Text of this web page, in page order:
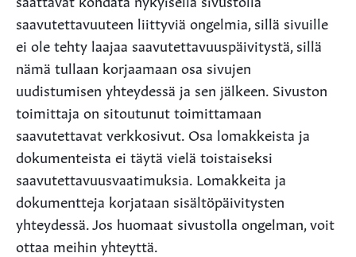
saavutettavuuteen liittyviä ongelmia, sillä sivuille
ei ole tehty laajaa saavutettavuuspäivitystä, sillä
nämä tullaan korjaamaan osa sivujen
uudistumisen yhteydessä ja sen jälkeen. Sivuston
toimittaja on sitoutunut toimittamaan
saavutettavat verkkosivut. Osa lomakkeista ja
dokumenteista ei täytä vielä toistaiseksi
saavutettavuusvaatimuksia. Lomakkeita ja
dokumentteja korjataan sisältöpäivitysten
yhteydessä. Jos huomaat sivustolla ongelman, voit
ottaa meihin yhteyttä.